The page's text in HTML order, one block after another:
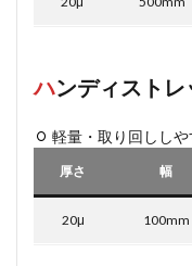
ハンディスト
軽量・取り回しし
厚さ 幅
20μ 100mm